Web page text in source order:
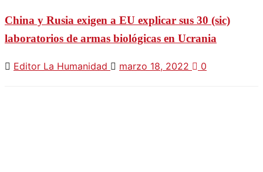
China y Rusia exigen a EU explicar sus 30 (sic)
laboratorios de armas biológicas en Ucrania
Editor La Humanidad marzo 18, 2022 0